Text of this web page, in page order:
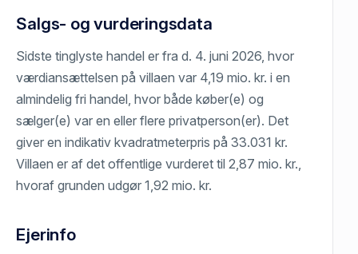
Salgs- og vurderingsdata
Sidste tinglyste handel er fra d. 4. juni 2026, hvor
værdiansættelsen på villaen var 4,19 mio. kr. i en
almindelig fri handel, hvor både køber(e) og
sælger(e) var en eller flere privatperson(er). Det
giver en indikativ kvadratmeterpris på 33.031 kr.
Villaen er af det offentlige vurderet til 2,87 mio. kr.,
hvoraf grunden udgør 1,92 mio. kr.
Ejerinfo